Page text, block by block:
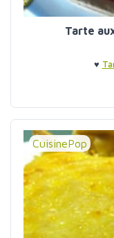
Tarte
♥
CuisinePop